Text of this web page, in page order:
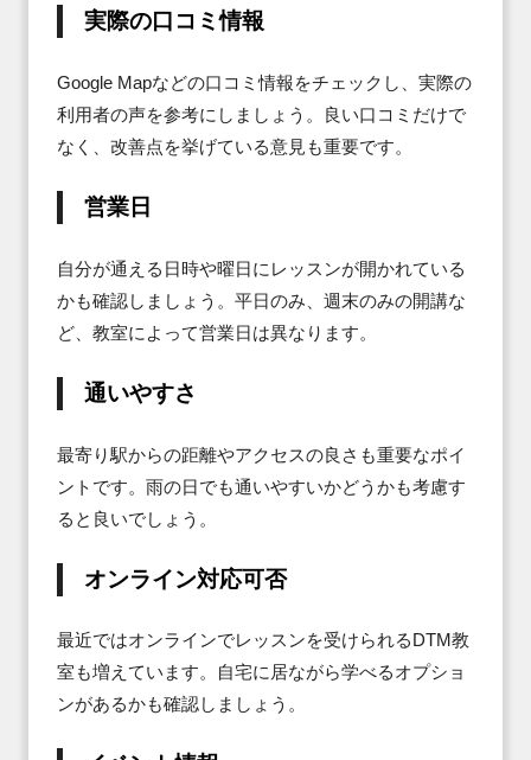
実際の口コミ情報
Google Mapなどの口コミ情報をチェックし、実際の
利用者の声を参考にしましょう。良い口コミだけで
なく、改善点を挙げている意見も重要です。
営業日
自分が通える日時や曜日にレッスンが開かれている
かも確認しましょう。平日のみ、週末のみの開講な
ど、教室によって営業日は異なります。
通いやすさ
最寄り駅からの距離やアクセスの良さも重要なポイ
ントです。雨の日でも通いやすいかどうかも考慮す
ると良いでしょう。
オンライン対応可否
最近ではオンラインでレッスンを受けられるDTM教
室も増えています。自宅に居ながら学べるオプショ
ンがあるかも確認しましょう。